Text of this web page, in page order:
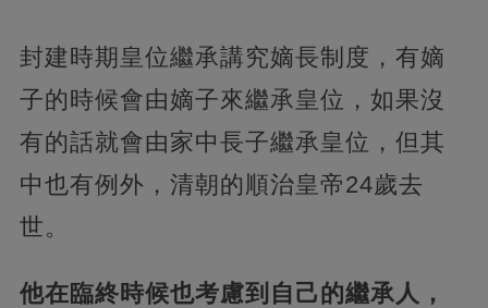
封建時期皇位繼承講究嫡長制度，有嫡
子的時候會由嫡子來繼承皇位，如果沒
有的話就會由家中長子繼承皇位，但其
中也有例外，清朝的順治皇帝24歲去
世。
他在臨終時候也考慮到自己的繼承人，